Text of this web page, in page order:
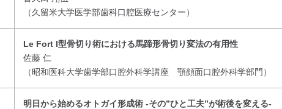
（久留米大学医学部歯科口腔医療センター）
Le Fort I型骨切り術における馬蹄形骨切り変法の有用性
佐藤 仁
（昭和医科大学歯学部口腔外科学講座 顎顔面口腔外科学部門）
明日から始めるオトガイ形成術 -その”ひと工夫”が術後を変える-